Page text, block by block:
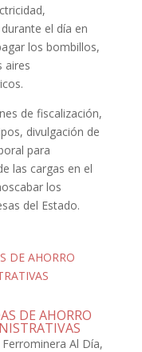
el día en
los bombillos,
aires
de fiscalización,
divulgación de
para
las cargas en el
los
del Estado.
DE AHORRO
Ferrominera Al Día,